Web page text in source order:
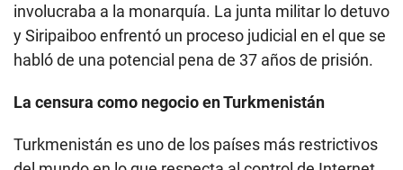
involucraba a la monarquía. La junta militar lo detuvo
y Siripaiboo enfrentó un proceso judicial en el que se
habló de una potencial pena de 37 años de prisión.
La censura como negocio en Turkmenistán
Turkmenistán es uno de los países más restrictivos